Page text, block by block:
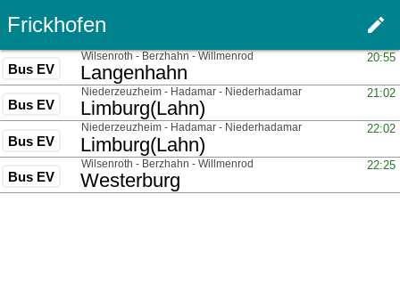
Frickhofen edit
Bus EV nach
Langenhahn
20:55
über
Wilsenroth - Berzhahn - Willmenrod
Bus EV nach
Limburg(Lahn)
21:02
über
Niederzeuzheim - Hadamar - Niederhadamar
Bus EV nach
Limburg(Lahn)
22:02
über
Niederzeuzheim - Hadamar - Niederhadamar
Bus EV nach
Westerburg
22:25
über
Wilsenroth - Berzhahn - Willmenrod